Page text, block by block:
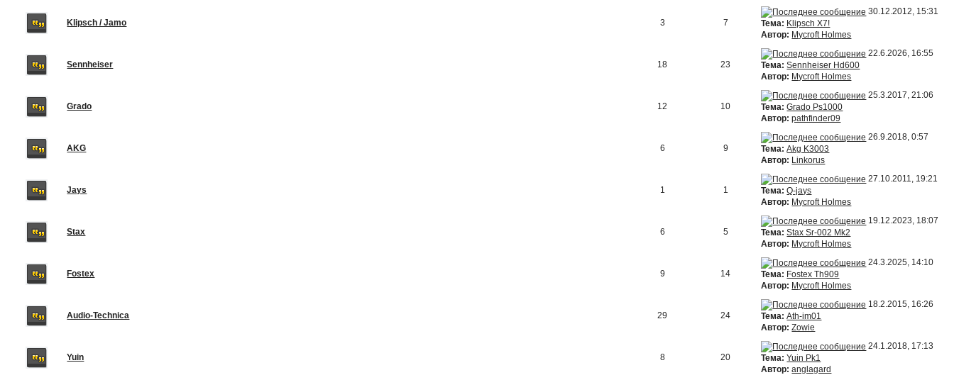
Klipsch / Jamo 3 7
30.12.2012, 15:31
Тема: Klipsch X7!
Автор: Mycroft Holmes
Sennheiser 18 23
22.6.2026, 16:55
Тема: Sennheiser Hd600
Автор: Mycroft Holmes
Grado 12 10
25.3.2017, 21:06
Тема: Grado Ps1000
Автор: pathfinder09
AKG 6 9
26.9.2018, 0:57
Тема: Akg K3003
Автор: Linkorus
Jays 1 1
27.10.2011, 19:21
Тема: Q-jays
Автор: Mycroft Holmes
Stax 6 5
19.12.2023, 18:07
Тема: Stax Sr-002 Mk2
Автор: Mycroft Holmes
Fostex 9 14
24.3.2025, 14:10
Тема: Fostex Th909
Автор: Mycroft Holmes
Audio-Technica 29 24
18.2.2015, 16:26
Тема: Ath-im01
Автор: Zowie
Yuin 8 20
24.1.2018, 17:13
Тема: Yuin Pk1
Автор: anglagard